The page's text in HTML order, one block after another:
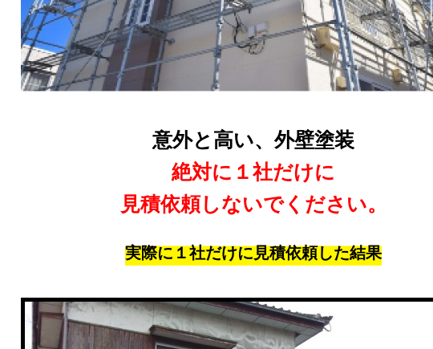
意外と高い、外壁塗装
絶対に１社だけに
見積依頼しないでください。
実際に１社だけに見積依頼した結果